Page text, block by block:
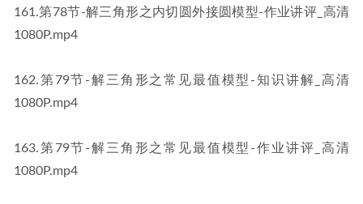
​161​.第78节-解三角形之内切圆外接圆模型-作业讲评_高清
1080P​​.mp4
​162​.第79节-解三角形之常见最值模型-知识讲解_高清
1080P​​.mp4
​163​.第79节-解三角形之常见最值模型-作业讲评_高清
1080P​​.mp4